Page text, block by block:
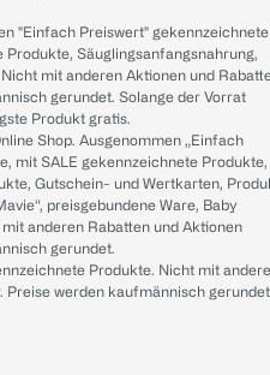
"Einfach Preiswert" gekennzeichnete
Säuglingsanfangsnahrung,
mit anderen Aktionen und
gerundet. Solange der Vorrat
Produkt gratis.
Shop. Ausgenommen „Einfach
mit SALE gekennzeichnete Produkte,
Gutschein- und Wertkarten,
preisgebundene Ware, Baby
anderen Rabatten und Aktionen
gerundet.
Produkte. Nicht mit
Preise werden kaufmännisch